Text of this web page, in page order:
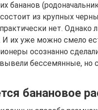
бананов
из крупных
нет. Однако
их уже можно смело
осознанно
бессемянные, но
банановое